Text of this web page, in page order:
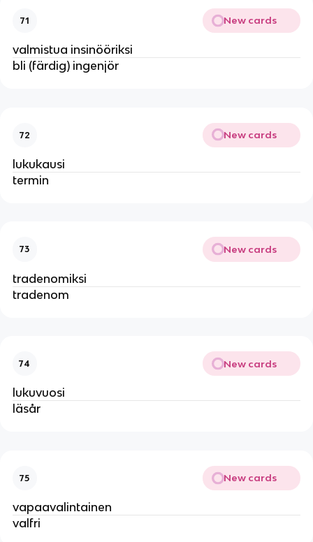
71 New cards
valmistua insinööriksi
bli (färdig) ingenjör
72 New cards
lukukausi
termin
73 New cards
tradenomiksi
tradenom
74 New cards
lukuvuosi
läsår
75 New cards
vapaavalintainen
valfri